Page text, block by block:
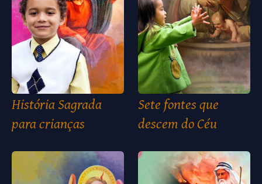
História Sagrada
para crianças
Sete fontes que
descem do Céu